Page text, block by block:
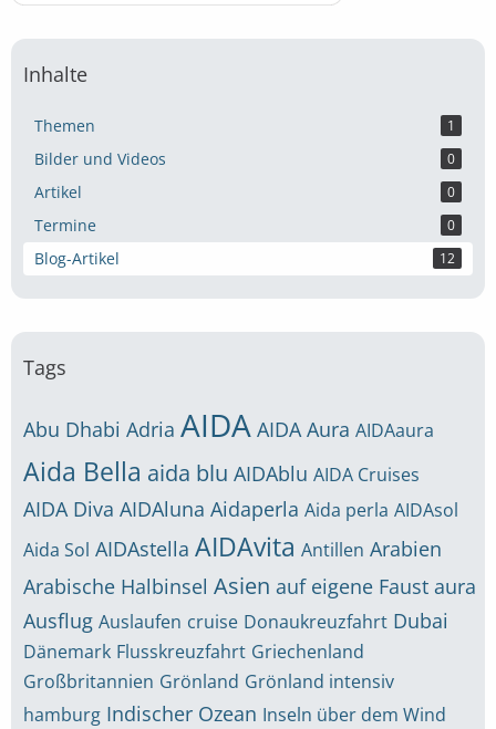
Inhalte
Themen 1
Bilder und Videos 0
Artikel 0
Termine 0
Blog-Artikel 12
Tags
Abu Dhabi Adria AIDA AIDA Aura AIDAaura
Aida Bella aida blu AIDAblu AIDA Cruises
AIDA Diva AIDAluna Aidaperla Aida perla AIDAsol
Aida Sol AIDAstella AIDAvita Antillen Arabien
Arabische Halbinsel Asien auf eigene Faust aura
Ausflug Auslaufen cruise Donaukreuzfahrt Dubai
Dänemark Flusskreuzfahrt Griechenland
Großbritannien Grönland Grönland intensiv
hamburg Indischer Ozean Inseln über dem Wind